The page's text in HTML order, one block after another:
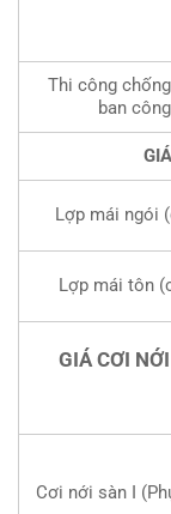
Thi công
ban
Lợp mái ngói
Lợp mái tôn
GIÁ CƠI
Cơi nới sàn I